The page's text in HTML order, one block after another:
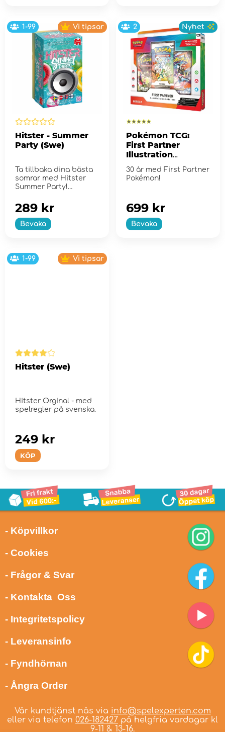
1-99 Vi tipsar
Hitster - Summer
Party (Swe)
Ta tillbaka dina bästa
somrar med Hitster
Summer Party!
Bevaka
289 kr
2 Nyhet
Pokémon TCG:
First Partner
Illustration
2
30 år med First Partner
Pokémon!
Bevaka
699 kr
1-99 Vi tipsar
Hitster (Swe)
Hitster Orginal - med
spelregler på svenska.
KÖP
249 kr
- Köpvillkor
- Cookies
- Frågor & Svar
- Kontakta Oss
- Integritetspolicy
- Leveransinfo
- Fyndhörnan
- Ångra Order
Vår kundtjänst nås via info@spelexperten.com
eller via telefon 026-182427 på helgfria vardagar kl
9-11 & 13-16.